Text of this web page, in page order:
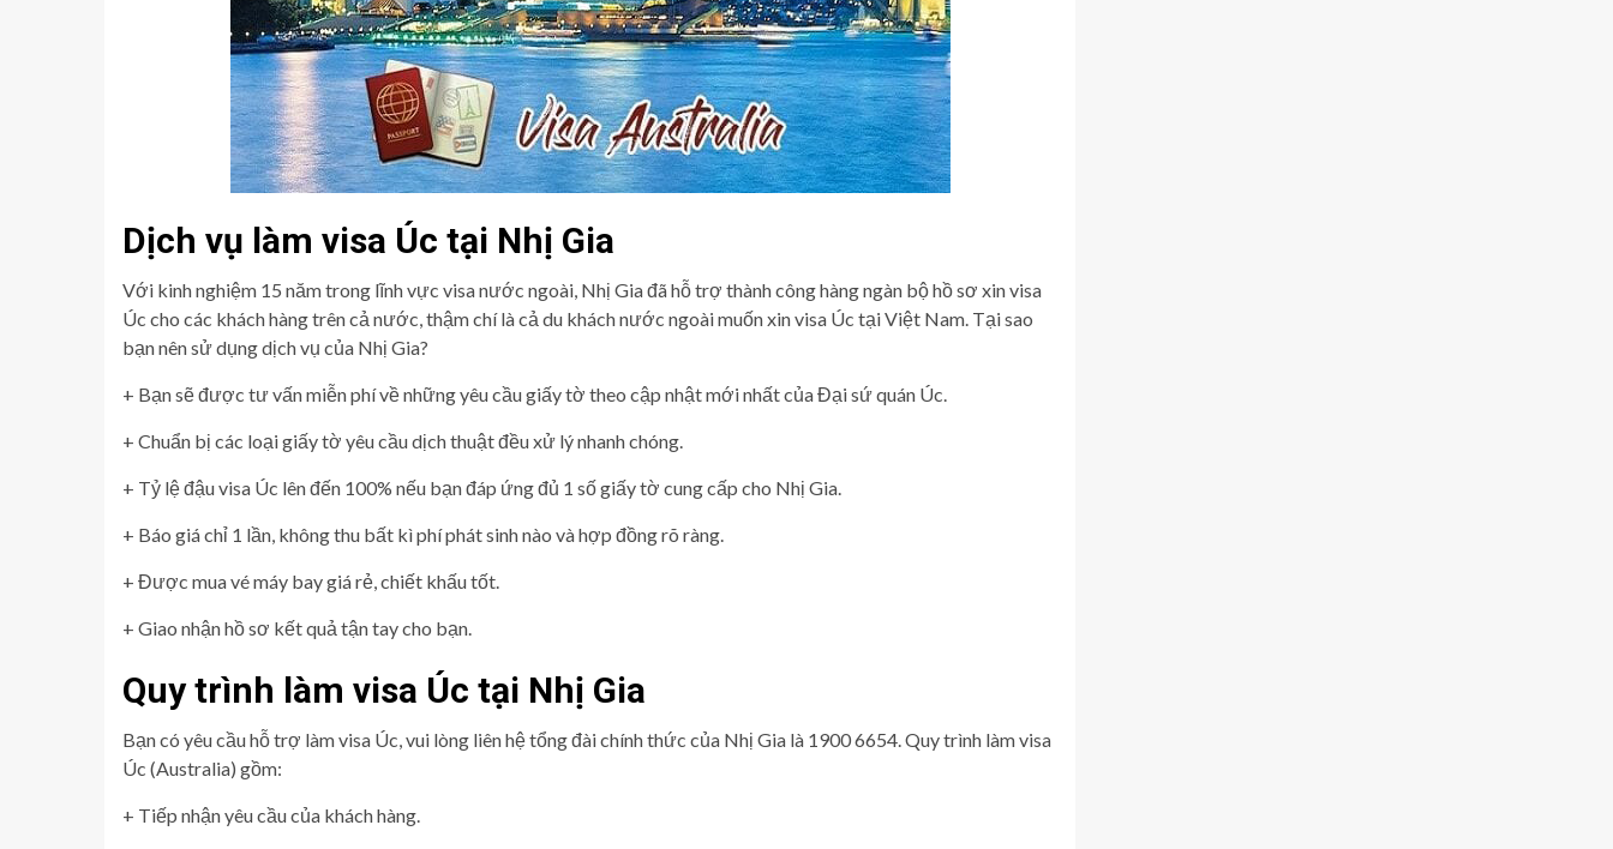
Dịch vụ làm visa Úc tại Nhị Gia
Với kinh nghiệm 15 năm trong lĩnh vực visa nước ngoài, Nhị Gia đã hỗ trợ thành công hàng ngàn bộ hồ sơ xin visa
Úc cho các khách hàng trên cả nước, thậm chí là cả du khách nước ngoài muốn xin visa Úc tại Việt Nam. Tại sao
bạn nên sử dụng dịch vụ của Nhị Gia?
+ Bạn sẽ được tư vấn miễn phí về những yêu cầu giấy tờ theo cập nhật mới nhất của Đại sứ quán Úc.
+ Chuẩn bị các loại giấy tờ yêu cầu dịch thuật đều xử lý nhanh chóng.
+ Tỷ lệ đậu visa Úc lên đến 100% nếu bạn đáp ứng đủ 1 số giấy tờ cung cấp cho Nhị Gia.
+ Báo giá chỉ 1 lần, không thu bất kì phí phát sinh nào và hợp đồng rõ ràng.
+ Được mua vé máy bay giá rẻ, chiết khấu tốt.
+ Giao nhận hồ sơ kết quả tận tay cho bạn.
Quy trình làm visa Úc tại Nhị Gia
Bạn có yêu cầu hỗ trợ làm visa Úc, vui lòng liên hệ tổng đài chính thức của Nhị Gia là 1900 6654. Quy trình làm visa
Úc (Australia) gồm:
+ Tiếp nhận yêu cầu của khách hàng.